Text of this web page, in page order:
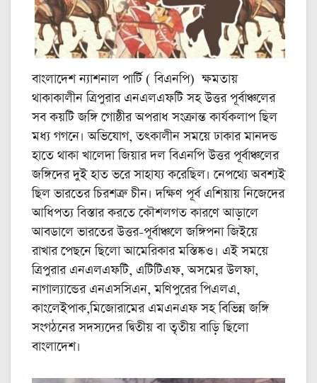
বাংলাদেশ ন্যাশনাল পার্টি ( বিএনপি) ক্ষমতায়
থাকাকালীন ত্রিপুরার এনএলএফটি সহ উত্তর পূর্বাঞ্চলের
সব কয়টি জঙ্গি গোষ্ঠীর অপরাধ সংক্রান্ত কার্যকলাপ ছিল
মধ্য গগনে। অভিযোগ, তৎকালীন সময়ে ঢাকার মানদন্ড
হাতে থাকা খালেদা জিয়ার দল বিএনপি উত্তর পূর্বাঞ্চলের
জঙ্গিদের দুই হাত ভরে সাহায্য করেছিল। নেপথ্যে অবশ্যই
ছিল ভারতের চিরশত্রু চীন। দক্ষিণ পূর্ব এশিয়ায় নিজেদের
আধিপত্য বিস্তার করতে কৌশলগত কারণে আড়ালে
আবডালে ভারতের উত্তর-পূর্বাঞ্চলে জঙ্গিপনা জিইয়ে
রাখার পেছনে ছিলো আমেরিকার মস্তিষ্কও। এই সময়ে
ত্রিপুরার এনএলএফটি, এটিটিএফ, অসমের উলফা,
নাগাল্যান্ডের এনএসসিএন, মণিপুরের পিএলএ,
কাংলেইপাক,মিজোরামের এমএনএফ সহ বিভিন্ন জঙ্গি
সংগঠনের সদস্যদের দ্বিতীয় বা তৃতীয় বাড়ি ছিলো
বাংলাদেশ।